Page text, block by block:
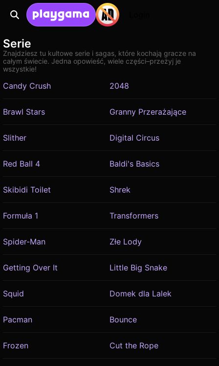
Serie
Znajdziesz tu kultowe serie i sagas, które kochają gracze na
całym świecie. Jedna opowieść, wiele części–przeżyj je
wszystkie!
Candy Crush 2048
Brawl Stars Granny Przerażające
Slither Digital Circus
Red Ball 4 Baldi's Basics
Skibidi Toilet Shrek
Formuła 1 Transformers
Spider-Man Złe Lody
Getting Over It Little Big Snake
Squid Domek dla Lalek
Pacman Bounce
Frozen Cut the Rope